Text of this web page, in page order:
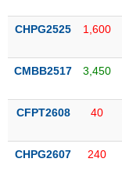
dõi
biệt
được
ký
Danh
CHPG2525 1,600
CMBB2517 3,450
CFPT2608 40
CHPG2607 240
CÔNG
CỤ
TƯ
XUẤT
LIỆU